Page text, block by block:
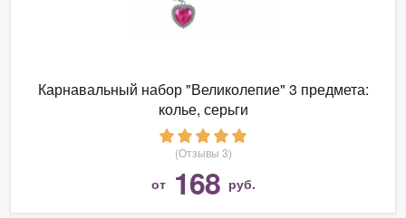
Карнавальный набор "Великолепие" 3 предмета:
колье, серьги
(Отзывы 3)
от 168 руб.